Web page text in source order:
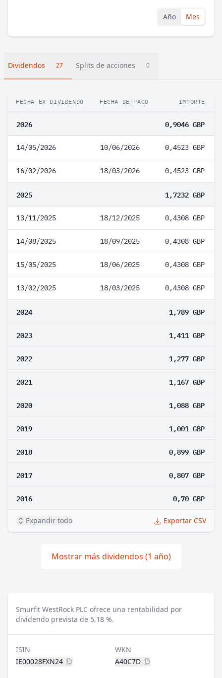
Año Mes
Dividendos 27 Splits de acciones 0
FECHA EX-DIVIDENDO FECHA DE PAGO IMPORTE
2026 0,9046 GBP
14/05/2026 10/06/2026 0,4523 GBP
16/02/2026 18/03/2026 0,4523 GBP
2025 1,7232 GBP
13/11/2025 18/12/2025 0,4308 GBP
14/08/2025 18/09/2025 0,4308 GBP
15/05/2025 18/06/2025 0,4308 GBP
13/02/2025 18/03/2025 0,4308 GBP
2024 1,789 GBP
2023 1,411 GBP
2022 1,277 GBP
2021 1,167 GBP
2020 1,088 GBP
2019 1,001 GBP
2018 0,899 GBP
2017 0,807 GBP
2016 0,70 GBP
Expandir todo Exportar CSV
Mostrar más dividendos (1 año)
Smurfit WestRock PLC ofrece una rentabilidad por
dividendo prevista de 5,18 %.
ISIN
IE00028FXN24
WKN
A40C7D